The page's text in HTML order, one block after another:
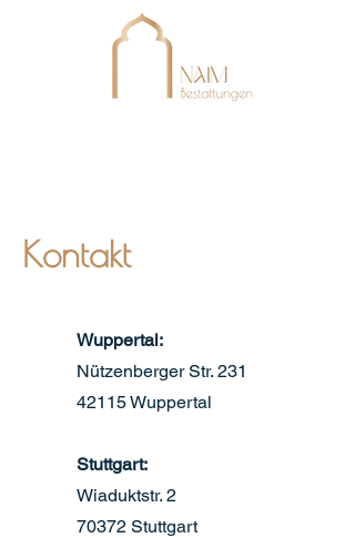
Kontakt
Wuppertal:
Nützenberger Str. 231
42115 Wuppertal
Stuttgart:
Wiaduktstr. 2
70372 Stuttgart